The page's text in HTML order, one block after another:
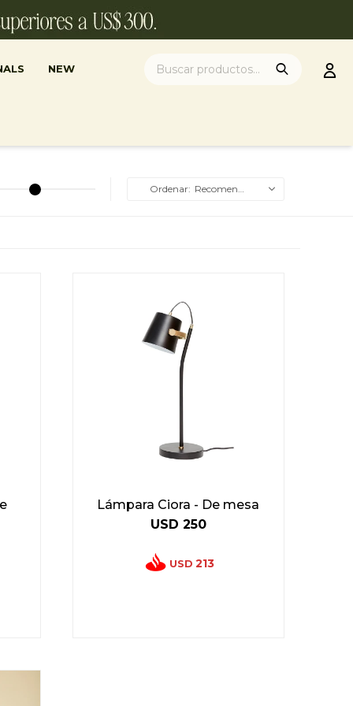
NEW
Recomendados
Lámpara Ciora - De mesa
USD 250
USD 213